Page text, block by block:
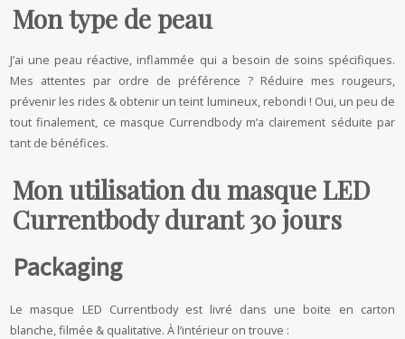
Mon type de peau
J’ai une peau réactive, inflammée qui a besoin de soins spécifiques.
Mes attentes par ordre de préférence ? Réduire mes rougeurs,
prévenir les rides & obtenir un teint lumineux, rebondi ! Oui, un peu de
tout finalement, ce masque Currendbody m’a clairement séduite par
tant de bénéfices.
Mon utilisation du masque LED
Currentbody durant 30 jours
Packaging
Le masque LED Currentbody est livré dans une boite en carton
blanche, filmée & qualitative. À l’intérieur on trouve :